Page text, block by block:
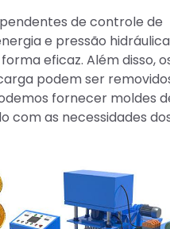
de controle de
e pressão
eficaz. Além disso,
podem ser
fornecer moldes
com as necessidades